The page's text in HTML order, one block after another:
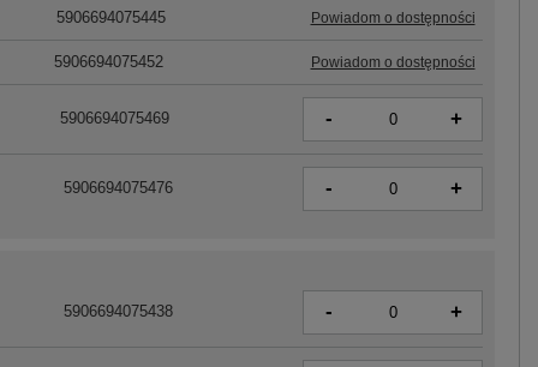
5906694075438 - +
5906694075445 Powiadom o dostępności
5906694075452 Powiadom o dostępności
5906694075469 - +
5906694075476 - +